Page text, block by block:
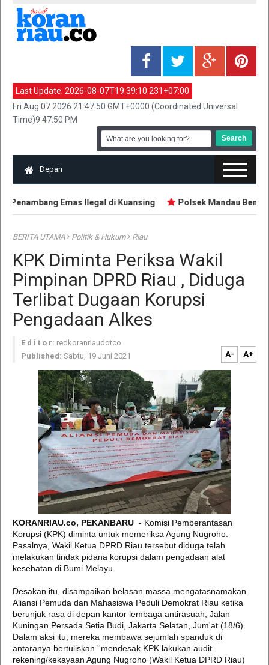
Last Update: 2026-08-07T19:39:10.231+07:00
Fri Aug 07 2026 21:47:50 GMT+0000 (Coordinated Universal
Time)9:47:50 PM
Depan
Emas Ilegal di Kuansing Polsek Mandau
BERITA UTAMA Politik & Hukum Riau
KPK Diminta Periksa Wakil
Pimpinan DPRD Riau , Diduga
Terlibat Dugaan Korupsi
Pengadaan Alkes
E d i t o r: redkoranriaudotco
Published: Sabtu, 19 Juni 2021 A- A+
KORANRIAU.co, PEKANBARU - Komisi Pemberantasan
Korupsi (KPK) diminta untuk memeriksa Agung Nugroho.
Pasalnya, Wakil Ketua DPRD Riau tersebut diduga telah
melakukan tindak pidana korupsi dalam pengadaan alat
kesehatan di Bumi Melayu.
Desakan itu, disampaikan belasan massa mengatasnamakan
Aliansi Pemuda dan Mahasiswa Peduli Demokrat Riau ketika
berunjuk rasa di depan kantor lembaga antirasuah, Jalan
Kuningan Persada Setia Budi, Jakarta Selatan, Jum'at (18/6).
Dalam aksi itu, mereka membawa sejumlah spanduk di
antaranya bertuliskan ''mendesak KPK lakukan audit
rekening/kekayaan Agung Nugroho (Wakil Ketua DPRD Riau)